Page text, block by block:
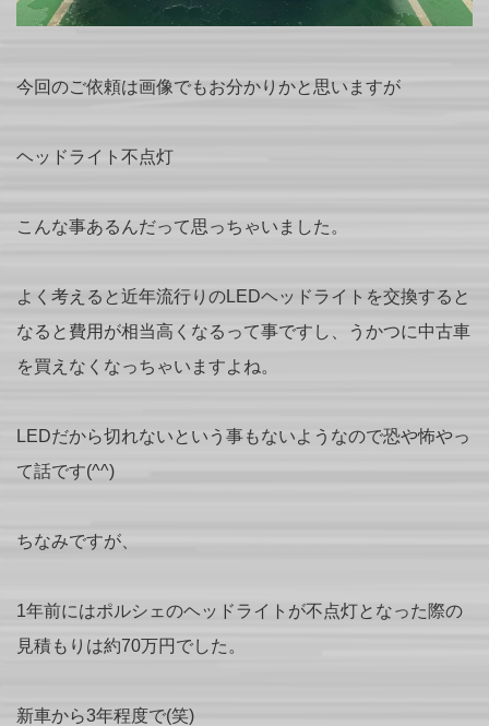
今回のご依頼は画像でもお分かりかと思いますが
ヘッドライト不点灯
こんな事あるんだって思っちゃいました。
よく考えると近年流行りのLEDヘッドライトを交換すると
なると費用が相当高くなるって事ですし、うかつに中古車
を買えなくなっちゃいますよね。
LEDだから切れないという事もないようなので恐や怖やっ
て話です(^^)
ちなみですが、
1年前にはポルシェのヘッドライトが不点灯となった際の
見積もりは約70万円でした。
新車から3年程度で(笑)